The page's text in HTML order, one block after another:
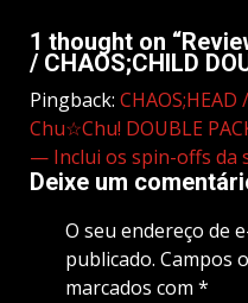
1 thought on “
/ CHAOS;CHILD
Pingback: CHAOS;HEAD
Chu☆Chu! DOUBLE
— Inclui os spin-offs da
Deixe um
O seu endereço de
publicado. Campos
marcados com *